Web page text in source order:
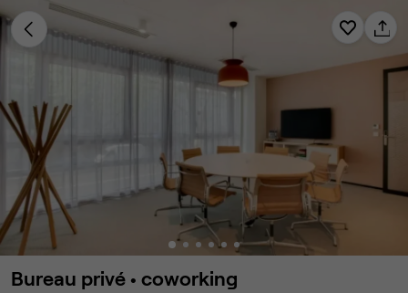
Bureau privé • coworking